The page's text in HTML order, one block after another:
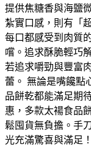
提供焦糖香與海鹽
紮實口感，則有「
每口都感受到肉質
嚐。追求酥脆輕巧
若追求嚼勁與豐富
蕾。 無論是嘴饞點
品餅乾都能滿足期
惠，多款太禓食品
鬆囤貨無負擔。手
光充滿驚喜與滿足！